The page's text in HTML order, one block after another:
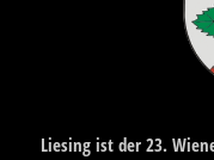
Liesing ist der 23.